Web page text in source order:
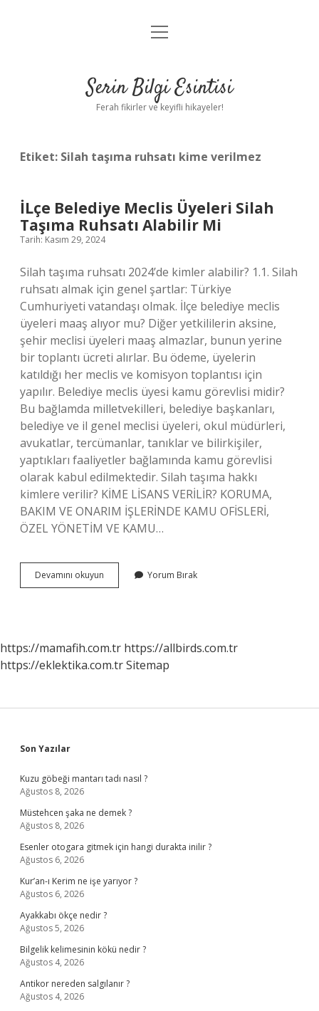
Anasayfa
Yasal Uyarı
menüyü
Serin Bilgi Esintisi
Ferah fikirler ve keyifli hikayeler!
Etiket: Silah taşıma ruhsatı kime verilmez
İLçe Belediye Meclis Üyeleri Silah
Taşıma Ruhsatı Alabilir Mi
Tarih: Kasım 29, 2024
Silah taşıma ruhsatı 2024’de kimler alabilir? 1.1. Silah
ruhsatı almak için genel şartlar: Türkiye
Cumhuriyeti vatandaşı olmak. İlçe belediye meclis
üyeleri maaş alıyor mu? Diğer yetkililerin aksine,
şehir meclisi üyeleri maaş almazlar, bunun yerine
bir toplantı ücreti alırlar. Bu ödeme, üyelerin
katıldığı her meclis ve komisyon toplantısı için
yapılır. Belediye meclis üyesi kamu görevlisi midir?
Bu bağlamda milletvekilleri, belediye başkanları,
belediye ve il genel meclisi üyeleri, okul müdürleri,
avukatlar, tercümanlar, tanıklar ve bilirkişiler,
yaptıkları faaliyetler bağlamında kamu görevlisi
olarak kabul edilmektedir. Silah taşıma hakkı
kimlere verilir? KİME LİSANS VERİLİR? KORUMA,
BAKIM VE ONARIM İŞLERİNDE KAMU OFİSLERİ,
ÖZEL YÖNETİM VE KAMU…
Devamını okuyun
Belediye
Ruhsatı
Alabilir
Yorum Bırak
https://mamafih.com.tr https://allbirds.com.tr
https://eklektika.com.trSitemap
Sidebar
Son Yazılar
Kuzu göbeği mantarı tadı nasıl ?
Ağustos 8, 2026
Müstehcen şaka ne demek ?
Ağustos 8, 2026
Esenler otogara gitmek için hangi durakta inilir ?
Ağustos 6, 2026
Kur’an-ı Kerim ne işe yarıyor ?
Ağustos 6, 2026
Ayakkabı ökçe nedir ?
Ağustos 5, 2026
Bilgelik kelimesinin kökü nedir ?
Ağustos 4, 2026
Antikor nereden salgılanır ?
Ağustos 4, 2026